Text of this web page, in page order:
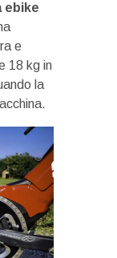
ebike
e
18 kg in
la